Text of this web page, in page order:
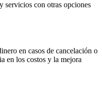
servicios con otras opciones
en casos de cancelación o
en los costos y la mejora